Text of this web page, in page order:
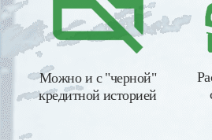
Можно и с "черной"
кредитной историей